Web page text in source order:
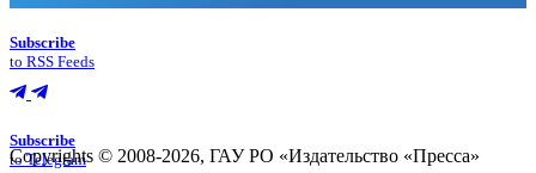
Subscribe
to RSS Feeds
Subscribe
to Telegram
Copyrights © 2008-2026, ГАУ РО «Издательство «Пресса»